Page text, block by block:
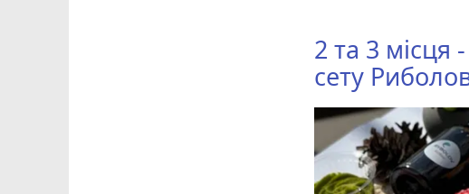
2 та 3 місця
сету